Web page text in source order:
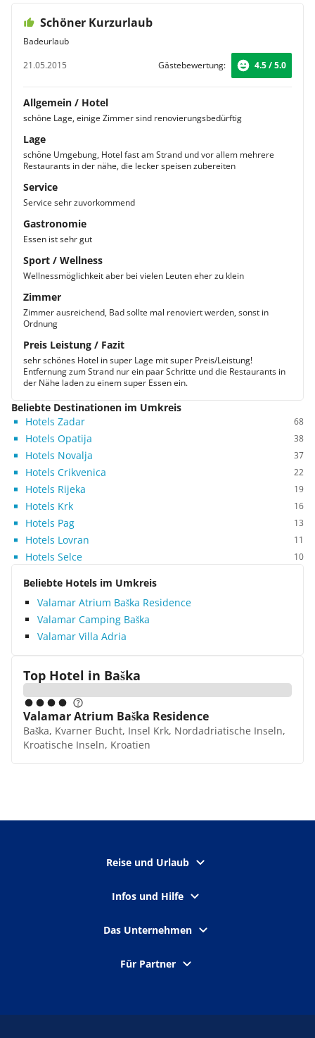
Schöner Kurzurlaub
Badeurlaub
21.05.2015
Gästebewertung: 4.5 / 5.0
Allgemein / Hotel
schöne Lage, einige Zimmer sind renovierungsbedürftig
Lage
schöne Umgebung, Hotel fast am Strand und vor allem mehrere
Restaurants in der nähe, die lecker speisen zubereiten
Service
Service sehr zuvorkommend
Gastronomie
Essen ist sehr gut
Sport / Wellness
Wellnessmöglichkeit aber bei vielen Leuten eher zu klein
Zimmer
Zimmer ausreichend, Bad sollte mal renoviert werden, sonst in
Ordnung
Preis Leistung / Fazit
sehr schönes Hotel in super Lage mit super Preis/Leistung!
Entfernung zum Strand nur ein paar Schritte und die Restaurants in
der Nähe laden zu einem super Essen ein.
Beliebte Destinationen im Umkreis
Hotels Zadar
68
Hotels Opatija 38
Hotels Novalja 37
Hotels Crikvenica 22
Hotels Rijeka 19
Hotels Krk 16
Hotels Pag 13
Hotels Lovran 11
Hotels Selce 10
Beliebte Hotels im Umkreis
Valamar Atrium Baška Residence
Valamar Camping Baška
Valamar Villa Adria
Top Hotel in Baška
Valamar Atrium Baška Residence
Baška, Kvarner Bucht, Insel Krk, Nordadriatische Inseln,
Kroatische Inseln, Kroatien
Reise und Urlaub
Infos und Hilfe
Das Unternehmen
Für Partner